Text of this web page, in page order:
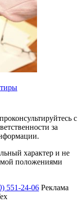
с
за
характер и не
положениями
551-24-06 Реклама